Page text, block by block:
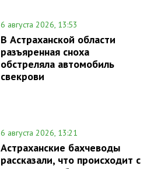
6 августа 2026, 13:53
В Астраханской области
разъяренная сноха
обстреляла автомобиль
свекрови
6 августа 2026, 13:21
Астраханские бахчеводы
рассказали, что происходит с